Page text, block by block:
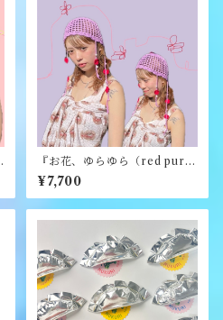
『お花、ゆらゆら（red purpl
e）』《merry yarn》
¥7,700